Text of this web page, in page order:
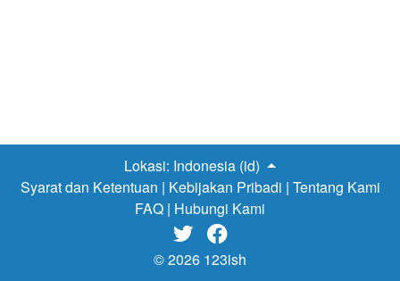
Lokasi: Indonesia (id)
Syarat dan Ketentuan | Kebijakan Pribadi | Tentang Kami
FAQ | Hubungi Kami
 
© 2026 123ish